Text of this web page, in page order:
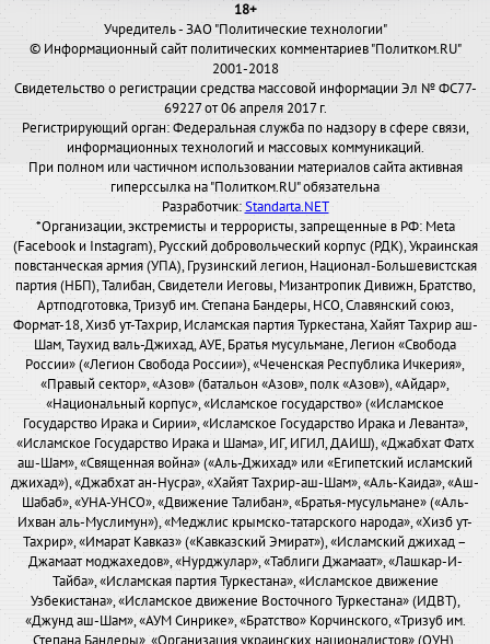
18+
Учредитель - ЗАО "Политические технологии"
© Информационный сайт политических комментариев "Политком.RU"
2001-2018
Свидетельство о регистрации средства массовой информации Эл № ФС77-
69227 от 06 апреля 2017 г.
Регистрирующий орган: Федеральная служба по надзору в сфере связи,
информационных технологий и массовых коммуникаций.
При полном или частичном использовании материалов сайта активная
гиперссылка на "Политком.RU" обязательна
Разработчик:Standarta.NET
*Организации, экстремисты и террористы, запрещенные в РФ: Meta
(Facebook и Instagram), Русский добровольческий корпус (РДК), Украинская
повстанческая армия (УПА), Грузинский легион, Национал-Большевистская
партия (НБП), Талибан, Свидетели Иеговы, Мизантропик Дивижн, Братство,
Артподготовка, Тризуб им. Степана Бандеры, НСО, Славянский союз,
Формат-18, Хизб ут-Тахрир, Исламская партия Туркестана, Хайят Тахрир аш-
Шам, Таухид валь-Джихад, АУЕ, Братья мусульмане, Легион «Свобода
России» («Легион Свобода России»), «Чеченская Республика Ичкерия»,
«Правый сектор», «Азов» (батальон «Азов», полк «Азов»), «Айдар»,
«Национальный корпус», «Исламское государство» («Исламское
Государство Ирака и Сирии», «Исламское Государство Ирака и Леванта»,
«Исламское Государство Ирака и Шама», ИГ, ИГИЛ, ДАИШ), «Джабхат Фатх
аш-Шам», «Священная война» («Аль-Джихад» или «Египетский исламский
джихад»), «Джабхат ан-Нусра», «Хайят Тахрир-аш-Шам», «Аль-Каида», «Аш-
Шабаб», «УНА-УНСО», «Движение Талибан», «Братья-мусульмане» («Аль-
Ихван аль-Муслимун»), «Меджлис крымско-татарского народа», «Хизб ут-
Тахрир», «Имарат Кавказ» («Кавказский Эмират»), «Исламский джихад –
Джамаат моджахедов», «Нурджулар», «Таблиги Джамаат», «Лашкар-И-
Тайба», «Исламская партия Туркестана», «Исламское движение
Узбекистана», «Исламское движение Восточного Туркестана» (ИДВТ),
«Джунд аш-Шам», «АУМ Синрике», «Братство» Корчинского, «Тризуб им.